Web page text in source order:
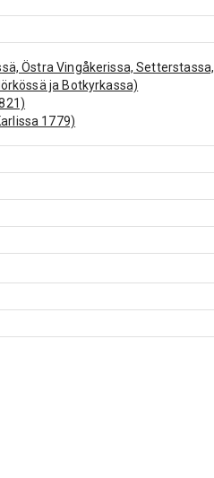
Östra Vingåkerissa,
ja Botkyrkassa)
1779)